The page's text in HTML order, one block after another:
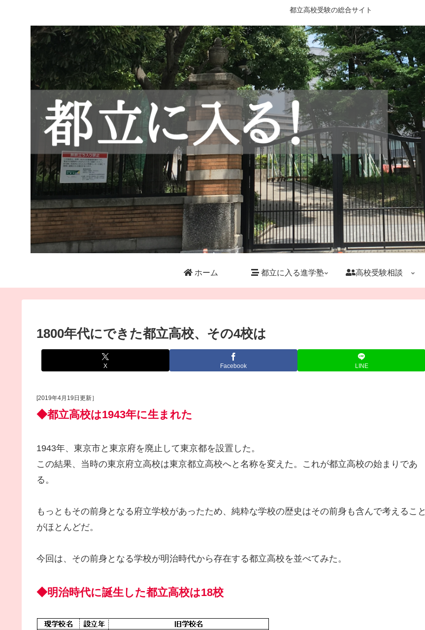
都立高校受験の総合サイト
ホーム 都立に入る進学塾 高校受験相談
1800年代にできた都立高校、その4校は
X Facebook LINE
[2019年4月19日更新］
◆都立高校は1943年に生まれた
1943年、東京市と東京府を廃止して東京都を設置した。
この結果、当時の東京府立高校は東京都立高校へと名称を変えた。これが都立高校の始まりであ
る。
もっともその前身となる府立学校があったため、純粋な学校の歴史はその前身も含んで考えること
がほとんどだ。
今回は、その前身となる学校が明治時代から存在する都立高校を並べてみた。
◆明治時代に誕生した都立高校は18校